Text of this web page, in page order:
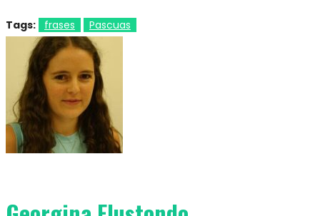
Tags: frases Pascuas